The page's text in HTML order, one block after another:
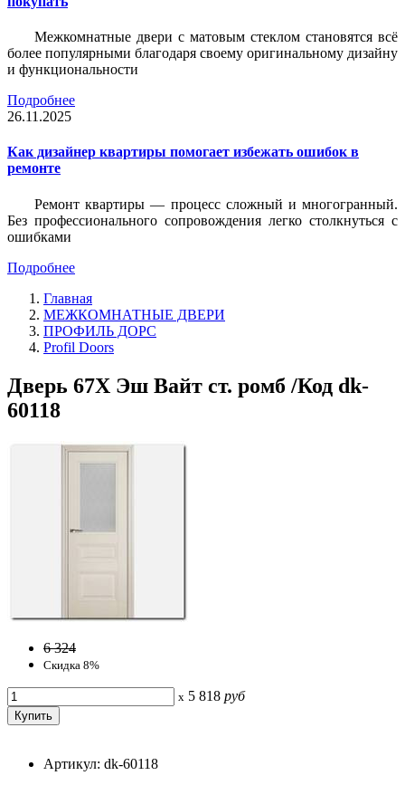
Межкомнатные двери с матовым стеклом становятся всё
более популярными благодаря своему оригинальному дизайну
и функциональности
Подробнее
26.11.2025
Как дизайнер квартиры помогает избежать ошибок в
ремонте
Ремонт квартиры — процесс сложный и многогранный.
Без профессионального сопровождения легко столкнуться с
ошибками
Подробнее
Главная
МЕЖКОМНАТНЫЕ ДВЕРИ
ПРОФИЛЬ ДОРС
Profil Doors
Дверь 67Х Эш Вайт ст. ромб /Код dk-
60118
6 324
Скидка 8%
x 5 818 руб
Артикул: dk-60118